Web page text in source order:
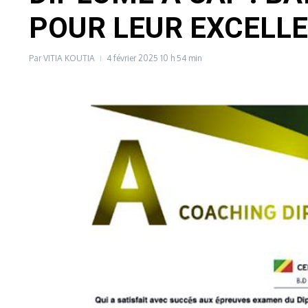
POUR LEUR
ParVITIA KOUTIA 4 février 2025 10 h 54 min